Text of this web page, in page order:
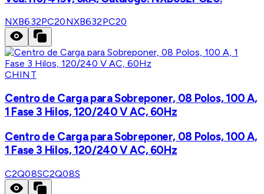
NXB632PC20NXB632PC20
CHINT
Centro de Carga para Sobreponer, 08 Polos, 100 A,
1 Fase 3 Hilos, 120/240 V AC, 60Hz
Centro de Carga para Sobreponer, 08 Polos, 100 A,
1 Fase 3 Hilos, 120/240 V AC, 60Hz
C2Q08SC2Q08S